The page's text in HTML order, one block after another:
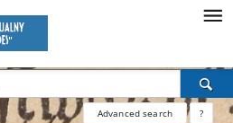
Advanced search ?